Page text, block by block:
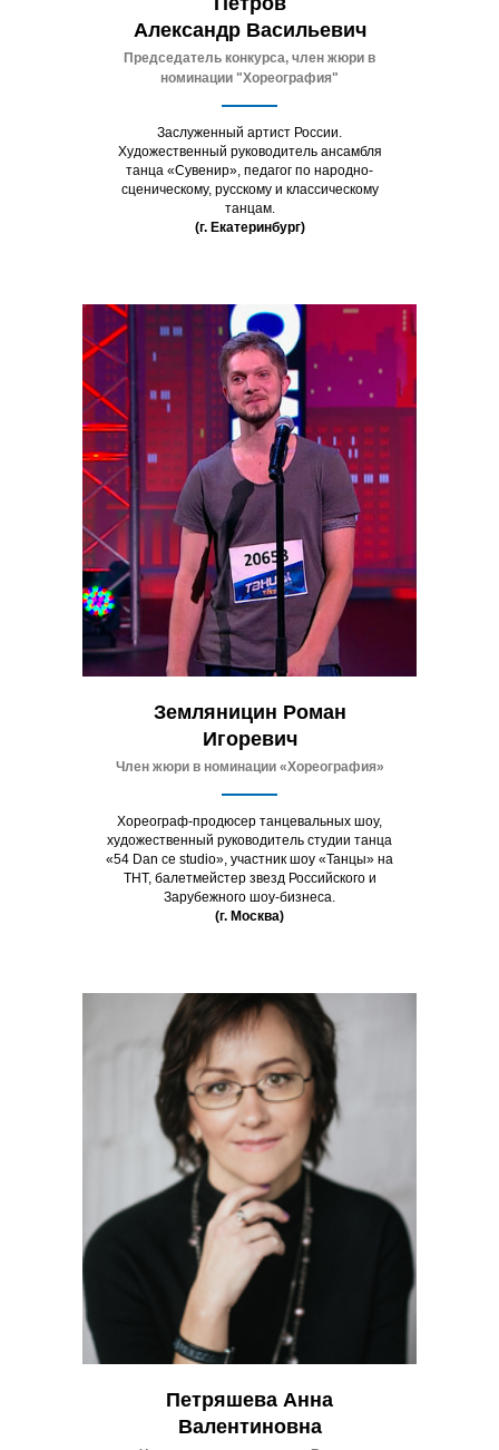
Александр Васильевич
Председатель конкурса, член жюри в
номинации "Хореография"
Заслуженный артист России.
Художественный руководитель ансамбля
танца «Сувенир», педагог по народно-
сценическому, русскому и классическому
танцам.
(г. Екатеринбург)
Земляницин Роман
Игоревич
Член жюри в номинации «Хореография»
Хореограф-продюсер танцевальных шоу,
художественный руководитель студии танца
«54 Dan ce studio», участник шоу «Танцы» на
ТНТ, балетмейстер звезд Российского и
Зарубежного шоу-бизнеса.
(г. Москва)
Петряшева Анна
Валентиновна